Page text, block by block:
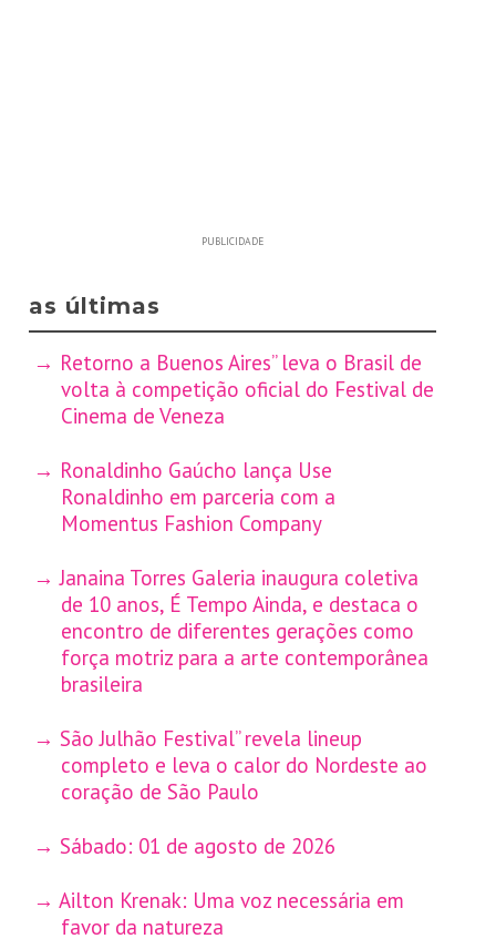
PUBLICIDADE
as últimas
Retorno a Buenos Aires” leva o Brasil de
volta à competição oficial do Festival de
Cinema de Veneza
Ronaldinho Gaúcho lança Use
Ronaldinho em parceria com a
Momentus Fashion Company
Janaina Torres Galeria inaugura coletiva
de 10 anos, É Tempo Ainda, e destaca o
encontro de diferentes gerações como
força motriz para a arte contemporânea
brasileira
São Julhão Festival” revela lineup
completo e leva o calor do Nordeste ao
coração de São Paulo
Sábado: 01 de agosto de 2026
Ailton Krenak: Uma voz necessária em
favor da natureza